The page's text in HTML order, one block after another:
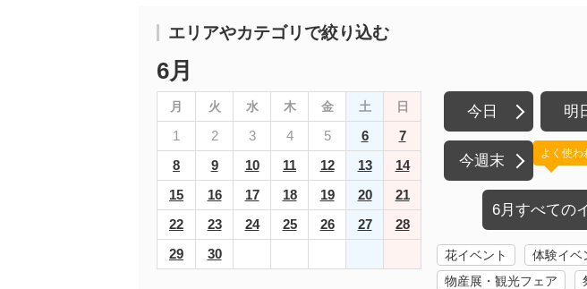
エリアやカテゴリで絞り込む
6月
月 火 水 木 金 土 日
1 2 3 4 5 6
7
8
9 10 11 12 13
14
15
16 17 18 19 20
21
22
23 24 25 26 27
28
29
30
今日 明
今週末
6月すべての
よく使わ
花イベント
体験イベ
物産展・観光フェア